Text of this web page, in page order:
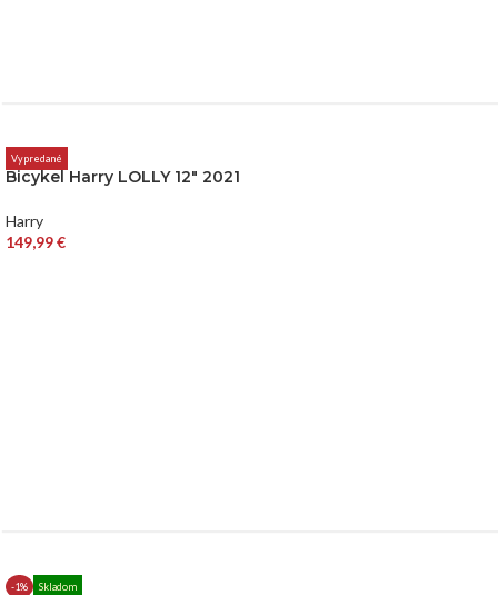
Vypredané
Bicykel Harry LOLLY 12″ 2021
Harry
149,99€
-1% Skladom